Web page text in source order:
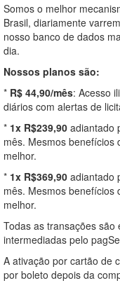
Somos o melhor
Brasil, diariamente
nosso banco de dados
dia.
Nossos planos são:
* R$ 44,90/mês: Acesso
diários com alertas de
* 1x R$239,90 adiantado
mês. Mesmos benefícios
melhor.
* 1x R$369,90 adiantado
mês. Mesmos benefícios
melhor.
Todas as transações
intermediadas pelo
A ativação por cartão de
por boleto depois da